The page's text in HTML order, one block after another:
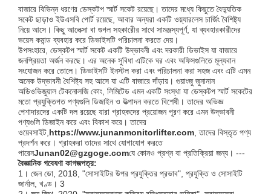
বাজারে বিভিন্ন ধরণের ডেস্কটপ স্মার্ট সকেট রয়েছে। তাদের মধ্যে কিছুতে বৈদ্যুতিক
সকেট ছাড়াও ইউএসবি পোর্ট রয়েছে, আবার অন্যরা একটি ওয়্যারলেস চার্জিং বৈশিষ্ট্য
নিয়ে আসে। কিছু আলেক্সা বা গুগল সহকারীের সাথে সামঞ্জস্যপূর্ণ, যা ব্যবহারকারীদের
ভয়েস কমান্ড ব্যবহার করে ডিভাইসটি পরিচালনা করতে দেয়।
উপসংহারে, ডেস্কটপ স্মার্ট সকেট একটি উদ্ভাবনী এবং দরকারী ডিভাইস যা বাজারে
জনপ্রিয়তা অর্জন করছে। এর অনেক সুবিধা এটিকে ঘর এবং অফিসগুলিতে মূল্যবান
সংযোজন করে তোলে। ডিভাইসটি ইনস্টল করা এবং পরিচালনা করা সহজ এবং এটি এমন
অনেক উদ্ভাবনী বৈশিষ্ট্য সহ আসে যা এটি বাজারে দাঁড়ায়। গুয়াংজু জুনানান
অডিওভিজুয়াল টেকনোলজি কোং, লিমিটেড এমন একটি সংস্থা যা ডেস্কটপ স্মার্ট সকেটের
মতো প্রযুক্তিগত পণ্যগুলি ডিজাইন ও উত্পাদন করতে বিশেষী। তাদের অভিজ্ঞ
পেশাদারদের একটি দল রয়েছে যারা গ্রাহকদের প্রয়োজন পূরণ করে এমন উদ্ভাবনী
পণ্যগুলি ডিজাইন করে এবং বিকাশ করে। তাদের
ওয়েবসাইট,https://www.junanmonitorlifter.com, তাদের বিস্তৃত পণ্য
প্রদর্শন করে। গ্রাহকরা তাদের সাথে যোগাযোগ করতে
পারেনJunan02@gzgoge.comযে কোনও প্রশ্ন বা প্রতিক্রিয়া জন্য। ---
বৈজ্ঞানিক গবেষণা কাগজপত্র:
1। জেন ডো, 2018, "সোসাইটির উপর প্রযুক্তির প্রভাব", প্রযুক্তি ও সোসাইটি
জার্নাল, খণ্ড। 3